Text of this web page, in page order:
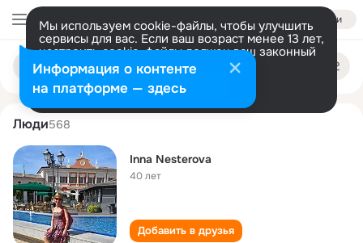
Войти
Мы используем cookie-файлы, чтобы улучшить
сервисы для вас. Если ваш возраст менее 13 лет,
настроить cookie-файлы должен ваш законный
представитель. Больше информации
Разрешить все Настроить
Поиск
людям
inna nesterova
Люди568
Inna Nesterova
40 лет
Добавить в друзья
Информация о контенте
на платформе — здесь